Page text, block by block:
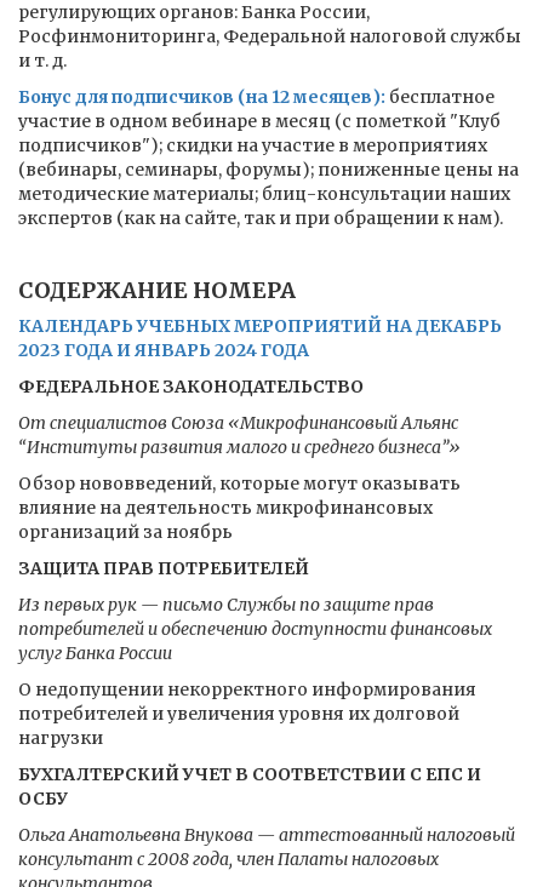
регулирующих органов: Банка России,
Росфинмониторинга, Федеральной налоговой службы
и т. д.
Бонус для подписчиков (на 12 месяцев): бесплатное
участие в одном вебинаре в месяц (с пометкой "Клуб
подписчиков"); скидки на участие в мероприятиях
(вебинары, семинары, форумы); пониженные цены на
методические материалы; блиц-консультации наших
экспертов (как на сайте, так и при обращении к нам).
СОДЕРЖАНИЕ НОМЕРА
КАЛЕНДАРЬ УЧЕБНЫХ МЕРОПРИЯТИЙ НА ДЕКАБРЬ
2023 ГОДА И ЯНВАРЬ 2024 ГОДА
ФЕДЕРАЛЬНОЕ ЗАКОНОДАТЕЛЬСТВО
От специалистов Союза «Микрофинансовый Альянс
“Институты развития малого и среднего бизнеса”»
Обзор нововведений, которые могут оказывать
влияние на деятельность микрофинансовых
организаций за ноябрь
ЗАЩИТА ПРАВ ПОТРЕБИТЕЛЕЙ
Из первых рук — письмо Службы по защите прав
потребителей и обеспечению доступности финансовых
услуг Банка России
О недопущении некорректного информирования
потребителей и увеличения уровня их долговой
нагрузки
БУХГАЛТЕРСКИЙ УЧЕТ В СООТВЕТСТВИИ С ЕПС И
ОСБУ
Ольга Анатольевна Внукова — аттестованный налоговый
консультант с 2008 года, член Палаты налоговых